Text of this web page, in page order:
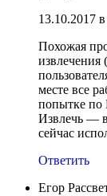
13.10.2017
Похожая
месте все
попытке
Извлечь —
сейчас
Ответить
Егор